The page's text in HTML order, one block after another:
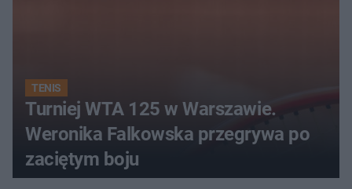
TENIS
Turniej WTA 125 w Warszawie.
Weronika Falkowska przegrywa po
zaciętym boju